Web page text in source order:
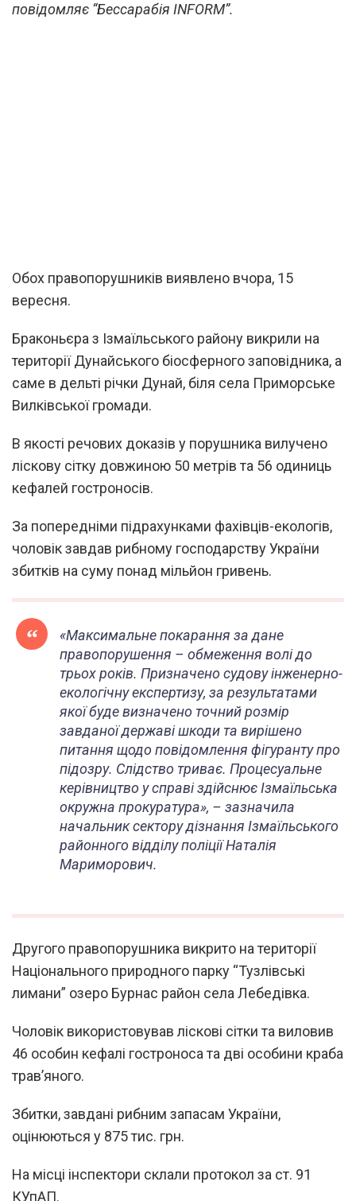
повідомляє “Бессарабія INFORM”.
Обох правопорушників виявлено вчора, 15
вересня.
Браконьєра з Ізмаїльського району викрили на
території Дунайського біосферного заповідника, а
саме в дельті річки Дунай, біля села Приморське
Вилківської громади.
В якості речових доказів у порушника вилучено
ліскову сітку довжиною 50 метрів та 56 одиниць
кефалей гостроносів.
За попередніми підрахунками фахівців-екологів,
чоловік завдав рибному господарству України
збитків на суму понад мільйон гривень.
«Максимальне покарання за дане
правопорушення – обмеження волі до
трьох років. Призначено судову інженерно-
екологічну експертизу, за результатами
якої буде визначено точний розмір
завданої державі шкоди та вирішено
питання щодо повідомлення фігуранту про
підозру. Слідство триває. Процесуальне
керівництво у справі здійснює Ізмаїльська
окружна прокуратура», – зазначила
начальник сектору дізнання Ізмаїльського
районного відділу поліції Наталія
Мариморович.
Другого правопорушника викрито на території
Національного природного парку “Тузлівські
лимани” озеро Бурнас район села Лебедівка.
Чоловік використовував ліскові сітки та виловив
46 особин кефалі гостроноса та дві особини краба
трав’яного.
Збитки, завдані рибним запасам України,
оцінюються у 875 тис. грн.
На місці інспектори склали протокол за ст. 91
КУпАП.